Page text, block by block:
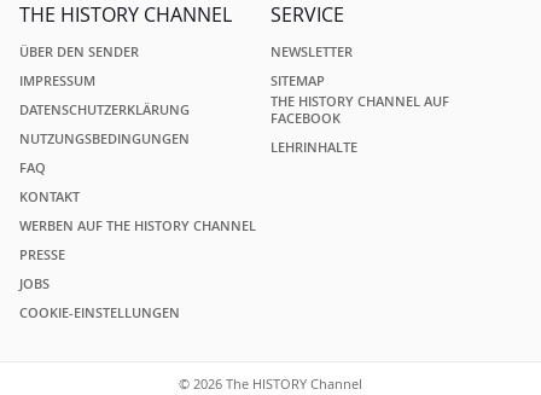
THE HISTORY CHANNEL
ÜBER DEN SENDER
IMPRESSUM
DATENSCHUTZERKLÄRUNG
NUTZUNGSBEDINGUNGEN
FAQ
KONTAKT
WERBEN AUF THE HISTORY CHANNEL
PRESSE
JOBS
COOKIE-EINSTELLUNGEN
SERVICE
NEWSLETTER
SITEMAP
THE HISTORY CHANNEL AUF
FACEBOOK
LEHRINHALTE
© 2026 The HISTORY Channel